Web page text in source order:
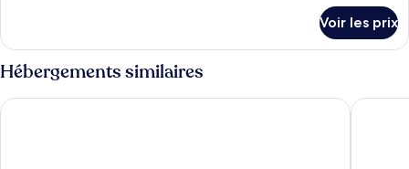
chambres
le
type
de
chambre
Appartement
Voir les prix
Hébergements similaires
Agriturismo Ragoncino Fattoria